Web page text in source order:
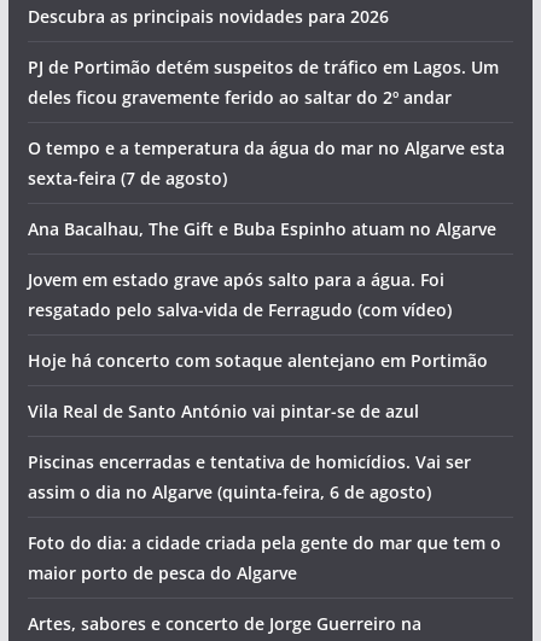
Descubra as principais novidades para 2026
PJ de Portimão detém suspeitos de tráfico em Lagos. Um
deles ficou gravemente ferido ao saltar do 2º andar
O tempo e a temperatura da água do mar no Algarve esta
sexta-feira (7 de agosto)
Ana Bacalhau, The Gift e Buba Espinho atuam no Algarve
Jovem em estado grave após salto para a água. Foi
resgatado pelo salva-vida de Ferragudo (com vídeo)
Hoje há concerto com sotaque alentejano em Portimão
Vila Real de Santo António vai pintar-se de azul
Piscinas encerradas e tentativa de homicídios. Vai ser
assim o dia no Algarve (quinta-feira, 6 de agosto)
Foto do dia: a cidade criada pela gente do mar que tem o
maior porto de pesca do Algarve
Artes, sabores e concerto de Jorge Guerreiro na